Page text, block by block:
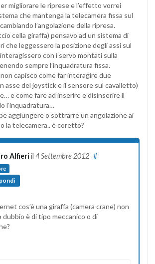
migliorare le riprese e l’effetto vorrei
che mantenga la telecamera fissa sul
l’angolazione della ripresa.
cella giraffa) pensavo ad un sistema di
che leggessero la posizione degli assi sul
con i servo montati sulla
sempre l’inquadratura fissa.
capisco come far interagire due
asse del joystick e il sensore sul cavalletto)
e come fare ad inserire e disinserire il
l’inquadratura…
aggiungere o sottrarre un angolazione ai
la telecamera.. è coretto?
Alfieri il 4 Settembre 2012 #
cos’è una giraffa (camera crane) non
è di tipo meccanico o di